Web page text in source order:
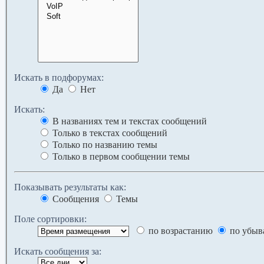
Искать в подфорумах:
Да
Нет
Искать:
В названиях тем и текстах сообщений
Только в текстах сообщений
Только по названию темы
Только в первом сообщении темы
Показывать результаты как:
Сообщения
Темы
Поле сортировки:
по возрастанию
по
Искать сообщения за: